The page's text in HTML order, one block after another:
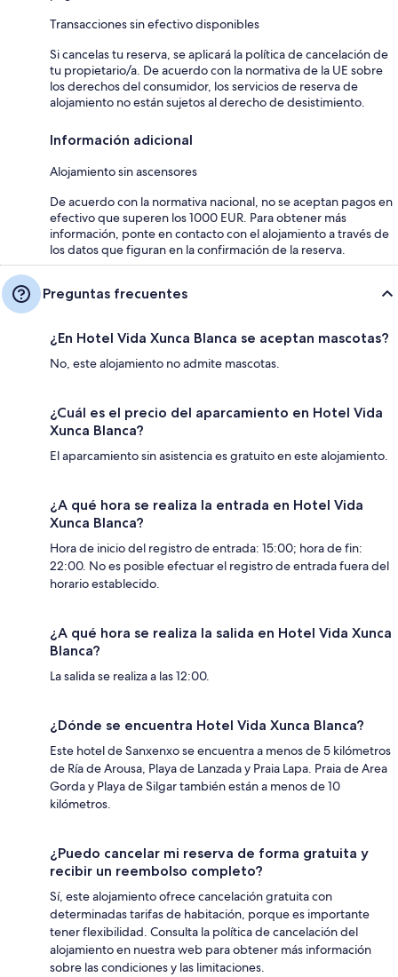
Transacciones sin efectivo disponibles
Si cancelas tu reserva, se aplicará la política de cancelación de
tu propietario/a. De acuerdo con la normativa de la UE sobre
los derechos del consumidor, los servicios de reserva de
alojamiento no están sujetos al derecho de desistimiento.
Información adicional
Alojamiento sin ascensores
De acuerdo con la normativa nacional, no se aceptan pagos en
efectivo que superen los 1000 EUR. Para obtener más
información, ponte en contacto con el alojamiento a través de
los datos que figuran en la confirmación de la reserva.
Preguntas frecuentes
¿En Hotel Vida Xunca Blanca se aceptan mascotas?
No, este alojamiento no admite mascotas.
¿Cuál es el precio del aparcamiento en Hotel Vida
Xunca Blanca?
El aparcamiento sin asistencia es gratuito en este alojamiento.
¿A qué hora se realiza la entrada en Hotel Vida
Xunca Blanca?
Hora de inicio del registro de entrada: 15:00; hora de fin:
22:00. No es posible efectuar el registro de entrada fuera del
horario establecido.
¿A qué hora se realiza la salida en Hotel Vida Xunca
Blanca?
La salida se realiza a las 12:00.
¿Dónde se encuentra Hotel Vida Xunca Blanca?
Este hotel de Sanxenxo se encuentra a menos de 5 kilómetros
de Ría de Arousa, Playa de Lanzada y Praia Lapa. Praia de Area
Gorda y Playa de Silgar también están a menos de 10
kilómetros.
¿Puedo cancelar mi reserva de forma gratuita y
recibir un reembolso completo?
Sí, este alojamiento ofrece cancelación gratuita con
determinadas tarifas de habitación, porque es importante
tener flexibilidad. Consulta la política de cancelación del
alojamiento en nuestra web para obtener más información
sobre las condiciones y las limitaciones.